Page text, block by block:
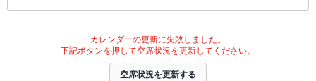
カレンダーの更新に失敗しました。
下記ボタンを押して空席状況を更新してください。
空席状況を更新する